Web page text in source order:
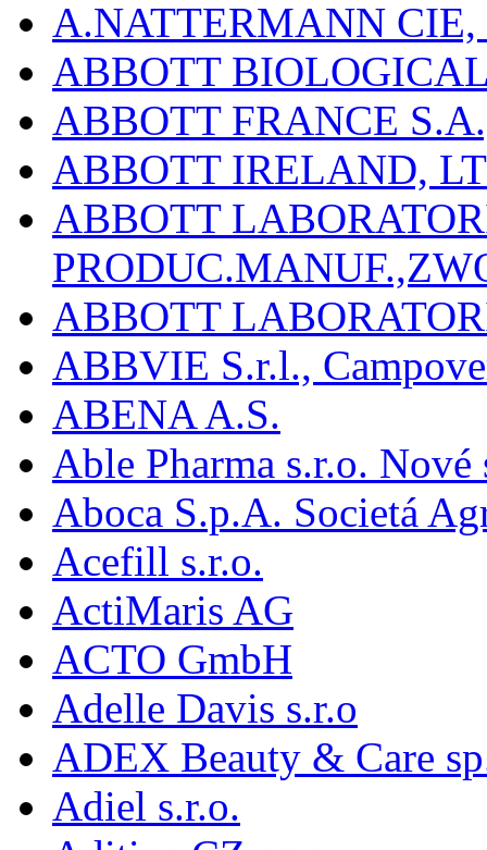
A.NATTERMANN
ABBOTT
ABBOTT FRANCE
ABBOTT IRELAND,
ABBOTT
ABBOTT
ABBVIE S.r.l.,
ABENA A.S.
Able Pharma s.r.o.
Aboca S.p.A. Societá
Acefill s.r.o.
ActiMaris AG
ACTO GmbH
Adelle Davis s.r.o
ADEX Beauty & Care
Adiel s.r.o.